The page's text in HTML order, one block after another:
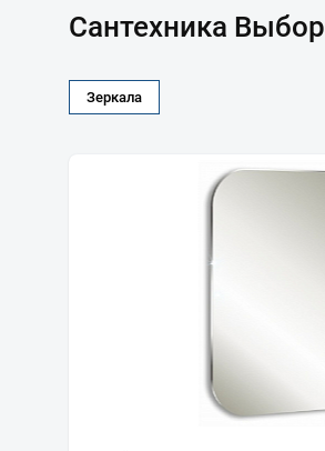
Сантехника Выбор
Зеркала